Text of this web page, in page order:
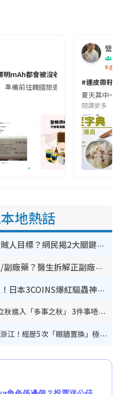
明mAh都會被沒收😱出發前切記檢查
準備前往韓國旅遊的民眾，近期要
營養
香港
#連皮帶籽
夏天其中一
閱讀更多
地熱話
裝修拆鐵閘隨時變賊人目標？網民揭2大關鍵用途：裝新式等於白裝？附新舊鐵閘分別
網傳公院改用內地/副廠藥？醫生拆解正副廠分別 揭4類人換藥隨時出事
怕蟲人士夏日救星！日本3COINS爆紅驅蟲神器$45起 1招「全程免觸碰」輕鬆搞定小強
立秋2026｜8月7日立秋進入「多事之秋」 3件事唔做得！專家教6招開運 清枱頭／銀包納氣接好運
颱風白海豚料周日襲浙江！經歷5次「眼牆置換」極罕見 成登陸內地最長途颱風